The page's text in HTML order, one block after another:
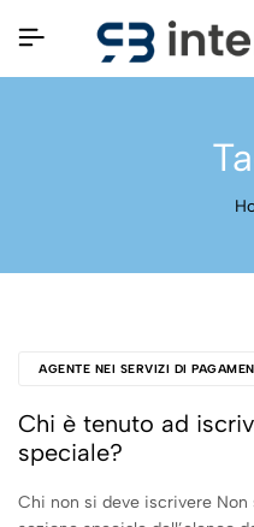
AGENTE NEI SERVIZI DI
Chi è tenuto ad
speciale?
Chi non si deve iscrivere